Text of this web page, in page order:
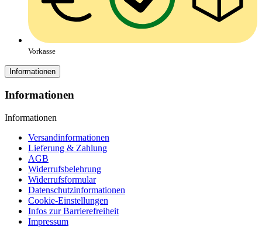
Vorkasse
Informationen
Informationen
Informationen
Versandinformationen
Lieferung & Zahlung
AGB
Widerrufsbelehrung
Widerrufsformular
Datenschutzinformationen
Cookie-Einstellungen
Infos zur Barrierefreiheit
Impressum